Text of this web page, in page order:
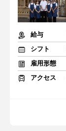
給与
シフト
雇用形態
アクセス